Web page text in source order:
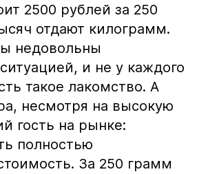
2500 рублей за 250
отдают килограмм.
недовольны
и не у каждого
такое лакомство. А
несмотря на высокую
гость на рынке:
полностью
За 250 грамм